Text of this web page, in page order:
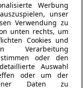
Werbung
unser
Verwendung zu
unten rechts, um
Cookies und
Verarbeitung
oder den
Auswahl
oder um der
Daten zu